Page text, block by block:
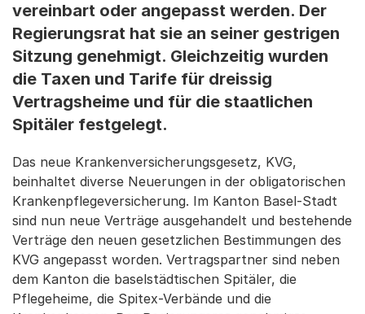
vereinbart oder angepasst werden. Der
Regierungsrat hat sie an seiner gestrigen
Sitzung genehmigt. Gleichzeitig wurden
die Taxen und Tarife für dreissig
Vertragsheime und für die staatlichen
Spitäler festgelegt.
Das neue Krankenversicherungsgesetz, KVG,
beinhaltet diverse Neuerungen in der obligatorischen
Krankenpflegeversicherung. Im Kanton Basel-Stadt
sind nun neue Verträge ausgehandelt und bestehende
Verträge den neuen gesetzlichen Bestimmungen des
KVG angepasst worden. Vertragspartner sind neben
dem Kanton die baselstädtischen Spitäler, die
Pflegeheime, die Spitex-Verbände und die